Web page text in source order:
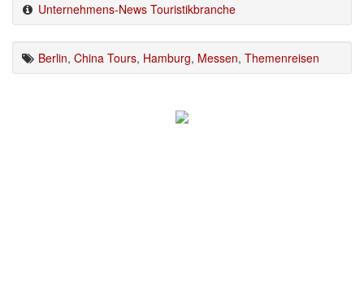
Unternehmens-News Touristikbranche
Berlin, China Tours, Hamburg, Messen, Themenreisen